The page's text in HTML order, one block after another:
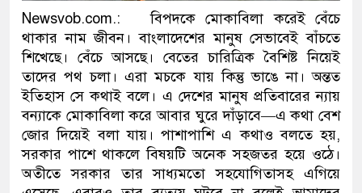
নেতৃত্ব ও গণতন্ত্রের মূর্তমান
যে ভাবে ডেভিড ইমনের কাছে
‘আজহার খান’
অবৈধ বিদেশি পিস্তল,
জড়িত কিশোর গ্যাংয়ের চার শিশু
ডাকাতির প্রস্তুতিকালে
Newsvob.com.: বিপদকে মোকাবিলা করেই বেঁচে
থাকার নাম জীবন। বাংলাদেশের মানুষ সেভাবেই বাঁচতে
শিখেছে। বেঁচে আসছে। বেতের চারিত্রিক বৈশিষ্ট নিয়েই
তাদের পথ চলা। এরা মচকে যায় কিন্তু ভাঙে না। অন্তত
ইতিহাস সে কথাই বলে। এ দেশের মানুষ প্রতিবারের ন্যায়
বন্যাকে মোকাবিলা করে আবার ঘুরে দাঁড়াবে—এ কথা বেশ
জোর দিয়েই বলা যায়। পাশাপাশি এ কথাও বলতে হয়,
সরকার পাশে থাকলে বিষয়টি অনেক সহজতর হয়ে ওঠে।
অতীতে সরকার তার সাধ্যমতো সহযোগিতাসহ এগিয়ে